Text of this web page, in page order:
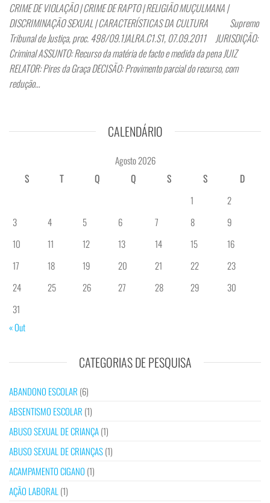
CRIME DE VIOLAÇÃO | CRIME DE RAPTO | RELIGIÃO MUÇULMANA |
DISCRIMINAÇÃO SEXUAL | CARACTERÍSTICAS DA CULTURA Supremo
Tribunal de Justiça, proc. 498/09.1JALRA.C1.S1, 07.09.2011 JURISDIÇÃO:
Criminal ASSUNTO: Recurso da matéria de facto e medida da pena JUIZ
RELATOR: Pires da Graça DECISÃO: Provimento parcial do recurso, com
redução…
CALENDÁRIO
Agosto 2026
S
T Q Q S S
D
1
2
3
4 5 6 7 8
9
10
11 12 13 14 15
16
17
18 19 20 21 22
23
24
25 26 27 28 29
30
31
« Out
CATEGORIAS DE PESQUISA
ABANDONO ESCOLAR (6)
ABSENTISMO ESCOLAR (1)
ABUSO SEXUAL DE CRIANÇA(1)
ABUSO SEXUAL DE CRIANÇAS(1)
ACAMPAMENTO CIGANO (1)
AÇÃO LABORAL(1)